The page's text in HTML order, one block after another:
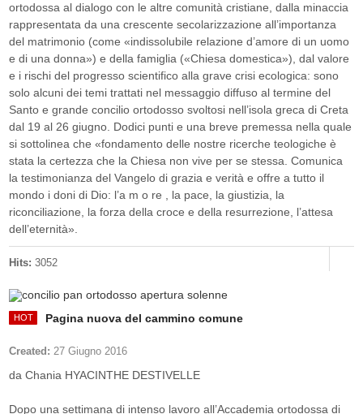
ortodossa al dialogo con le altre comunità cristiane, dalla minaccia
rappresentata da una crescente secolarizzazione all’importanza
del matrimonio (come «indissolubile relazione d’amore di un uomo
e di una donna») e della famiglia («Chiesa domestica»), dal valore
e i rischi del progresso scientifico alla grave crisi ecologica: sono
solo alcuni dei temi trattati nel messaggio diffuso al termine del
Santo e grande concilio ortodosso svoltosi nell’isola greca di Creta
dal 19 al 26 giugno. Dodici punti e una breve premessa nella quale
si sottolinea che «fondamento delle nostre ricerche teologiche è
stata la certezza che la Chiesa non vive per se stessa. Comunica
la testimonianza del Vangelo di grazia e verità e offre a tutto il
mondo i doni di Dio: l’a m o re , la pace, la giustizia, la
riconciliazione, la forza della croce e della resurrezione, l’attesa
dell’eternità».
Hits: 3052
Pagina nuova del cammino comune
Created: 27 Giugno 2016
da Chania HYACINTHE DESTIVELLE
Dopo una settimana di intenso lavoro all’Accademia ortodossa di